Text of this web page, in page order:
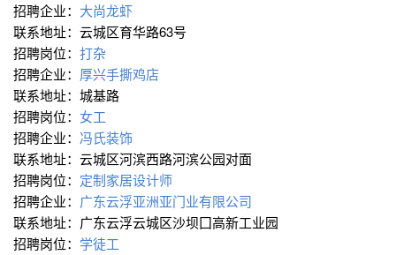
招聘企业： 大尚龙虾
联系地址：云城区育华路63号
招聘岗位： 打杂
招聘企业： 厚兴手撕鸡店
联系地址：城基路
招聘岗位： 女工
招聘企业： 冯氏装饰
联系地址：云城区河滨西路河滨公园对面
招聘岗位： 定制家居设计师
招聘企业： 广东云浮亚洲亚门业有限公司
联系地址：广东云浮云城区沙坝囗高新工业园
招聘岗位： 学徒工